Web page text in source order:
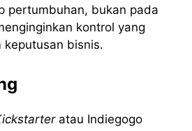
pertumbuhan, bukan pada
kontrol yang
keputusan bisnis.
atau Indiegogo